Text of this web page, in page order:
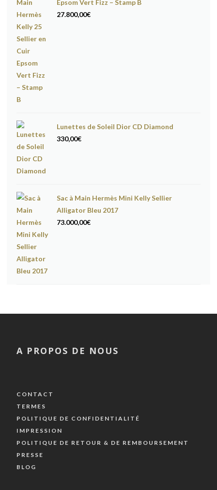
Epsom Vert Fizz – Stamp B
27.800,00€
Lunettes de Soleil Dior CD Diamond
330,00€
Sac à Main Hermès Mini Kelly Sellier
Alligator Bleu 2017
73.000,00€
A PROPOS DE NOUS
CONTACT
TERMES
POLITIQUE DE CONFIDENTIALITÉ
IMPRESSION
POLITIQUE DE RETOUR & DE REMBOURSEMENT
PRESSE
BLOG